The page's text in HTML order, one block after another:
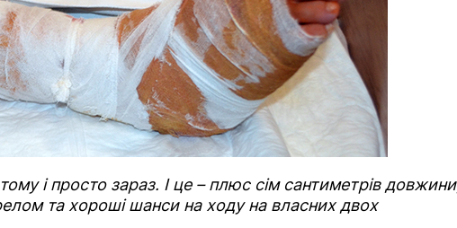
і просто зараз. І це – плюс сім сантиметрів
та хороші шанси на ходу на власних двох